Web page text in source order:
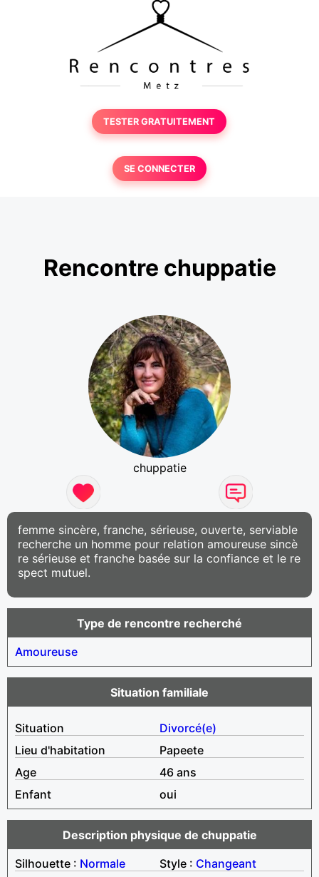
TESTER GRATUITEMENT
SE CONNECTER
Rencontre chuppatie
chuppatie
femme sincère, franche, sérieuse, ouverte, serviable
recherche un homme pour relation amoureuse sincè
re sérieuse et franche basée sur la confiance et le re
spect mutuel.
Type de rencontre recherché
Amoureuse
Situation familiale
Situation
Divorcé(e)
Lieu d'habitation
Papeete
Age
46 ans
Enfant
oui
Description physique de chuppatie
Silhouette : Normale Style : Changeant